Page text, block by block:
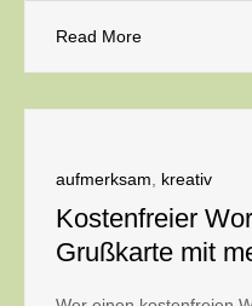
Read More
aufmerksam kreativ
Kostenfreier
Grußkarte mit